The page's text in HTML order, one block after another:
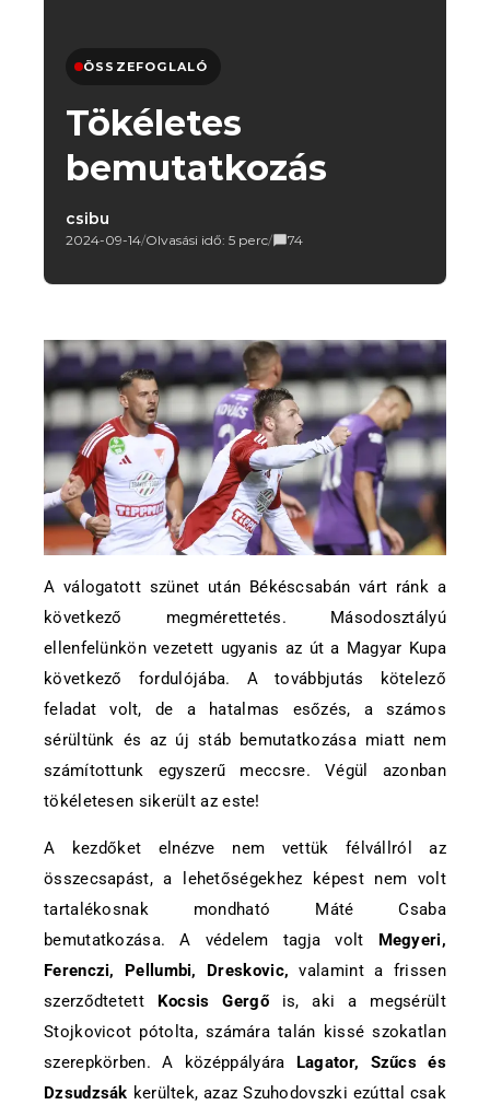
ÖSSZEFOGLALÓ
Tökéletes
bemutatkozás
csibu
2024-09-14/Olvasási idő: 5 perc/ 74
A válogatott szünet után Békéscsabán várt ránk a
következő megmérettetés. Másodosztályú
ellenfelünkön vezetett ugyanis az út a Magyar Kupa
következő fordulójába. A továbbjutás kötelező
feladat volt, de a hatalmas esőzés, a számos
sérültünk és az új stáb bemutatkozása miatt nem
számítottunk egyszerű meccsre. Végül azonban
tökéletesen sikerült az este!
A kezdőket elnézve nem vettük félvállról az
összecsapást, a lehetőségekhez képest nem volt
tartalékosnak mondható Máté Csaba
bemutatkozása. A védelem tagja volt Megyeri,
Ferenczi, Pellumbi, Dreskovic, valamint a frissen
szerződtetett Kocsis Gergőis, aki a megsérült
Stojkovicot pótolta, számára talán kissé szokatlan
szerepkörben. A középpályára Lagator, Szűcs és
Dzsudzsák kerültek, azaz Szuhodovszki ezúttal csak